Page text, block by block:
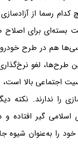
رسما از
بسته‌ای برای
هم در طرح
لغو
اجتماعی بالا
را ندارند.
گیر افتاده
را به‌عنوان